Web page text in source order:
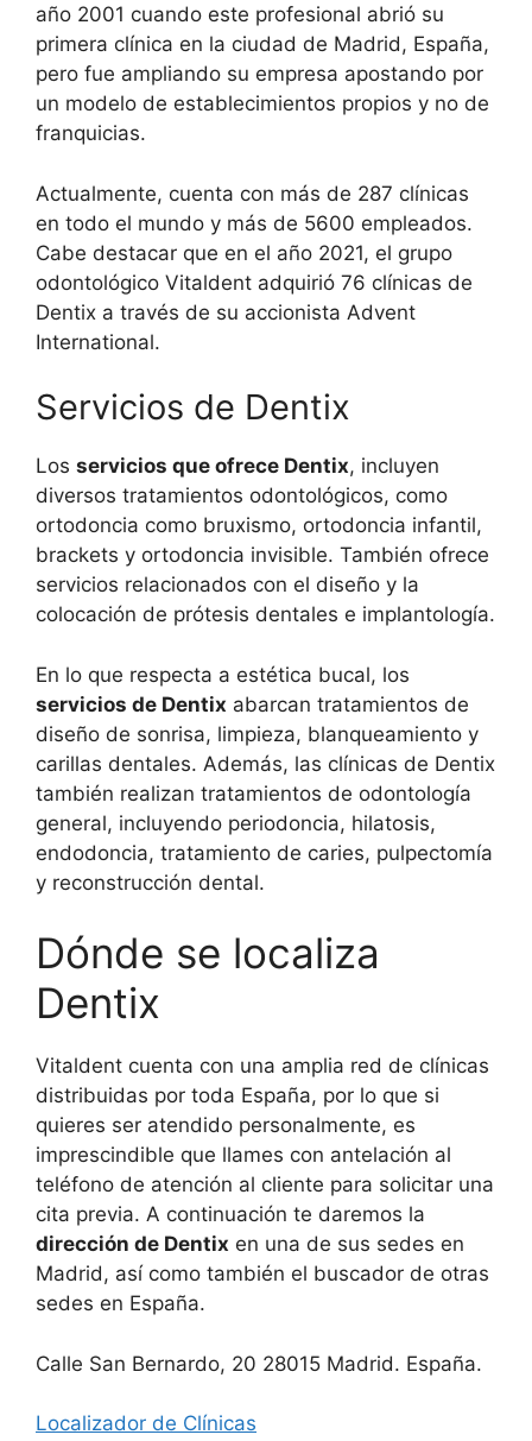
año 2001 cuando este profesional abrió su
primera clínica en la ciudad de Madrid, España,
pero fue ampliando su empresa apostando por
un modelo de establecimientos propios y no de
franquicias.
Actualmente, cuenta con más de 287 clínicas
en todo el mundo y más de 5600 empleados.
Cabe destacar que en el año 2021, el grupo
odontológico Vitaldent adquirió 76 clínicas de
Dentix a través de su accionista Advent
International.
Servicios de Dentix
Los servicios que ofrece Dentix, incluyen
diversos tratamientos odontológicos, como
ortodoncia como bruxismo, ortodoncia infantil,
brackets y ortodoncia invisible. También ofrece
servicios relacionados con el diseño y la
colocación de prótesis dentales e implantología.
En lo que respecta a estética bucal, los
servicios de Dentix abarcan tratamientos de
diseño de sonrisa, limpieza, blanqueamiento y
carillas dentales. Además, las clínicas de Dentix
también realizan tratamientos de odontología
general, incluyendo periodoncia, hilatosis,
endodoncia, tratamiento de caries, pulpectomía
y reconstrucción dental.
Dónde se localiza
Dentix
Vitaldent cuenta con una amplia red de clínicas
distribuidas por toda España, por lo que si
quieres ser atendido personalmente, es
imprescindible que llames con antelación al
teléfono de atención al cliente para solicitar una
cita previa. A continuación te daremos la
dirección de Dentix en una de sus sedes en
Madrid, así como también el buscador de otras
sedes en España.
Calle San Bernardo, 20 28015 Madrid. España.
Localizador de Clínicas